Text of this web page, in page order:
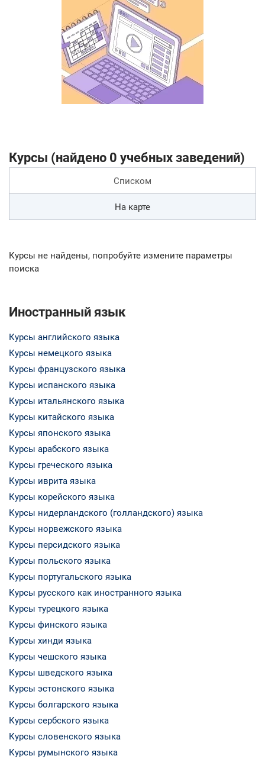
Курсы (найдено 0 учебных заведений)
Списком
На карте
Курсы не найдены, попробуйте измените параметры
поиска
Иностранный язык
Курсы английского языка
Курсы немецкого языка
Курсы французского языка
Курсы испанского языка
Курсы итальянского языка
Курсы китайского языка
Курсы японского языка
Курсы арабского языка
Курсы греческого языка
Курсы иврита языка
Курсы корейского языка
Курсы нидерландского (голландского) языка
Курсы норвежского языка
Курсы персидского языка
Курсы польского языка
Курсы португальского языка
Курсы русского как иностранного языка
Курсы турецкого языка
Курсы финского языка
Курсы хинди языка
Курсы чешского языка
Курсы шведского языка
Курсы эстонского языка
Курсы болгарского языка
Курсы сербского языка
Курсы словенского языка
Курсы румынского языка